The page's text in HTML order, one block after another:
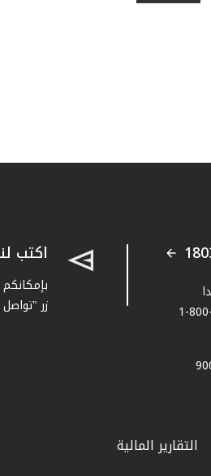
1-
اكتب
زر
التقارير المالية